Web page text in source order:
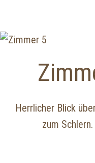
Herrlicher Blick
zum